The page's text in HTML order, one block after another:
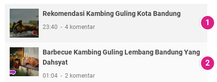
Rekomendasi Kambing Guling Kota Bandung
23:40 4 komentar
Barbecue Kambing Guling Lembang Bandung Yang
Dahsyat
01:04 2 komentar